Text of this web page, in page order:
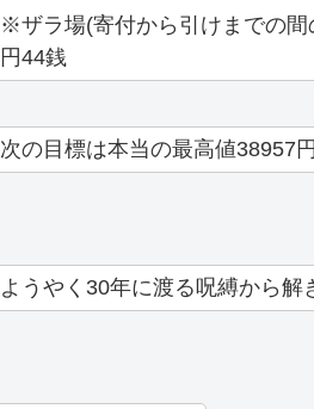
※ザラ場(寄付から引けまでの
円44銭
次の目標は本当の最高値38957
ようやく30年に渡る呪縛から解